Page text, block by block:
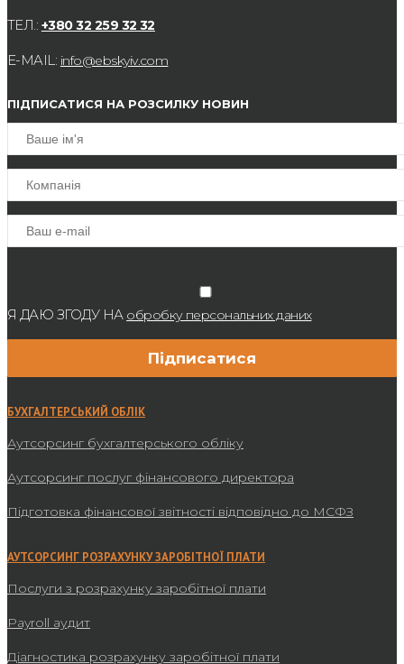
ТЕЛ.: +380 32 259 32 32
E-MAIL: info@ebskyiv.com
ПІДПИСАТИСЯ НА РОЗСИЛКУ НОВИН
Я ДАЮ ЗГОДУ НА обробку персональних даних
БУХГАЛТЕРСЬКИЙ ОБЛІК
Аутсорсинг бухгалтерського обліку
Аутсорсинг послуг фінансового директора
Підготовка фінансової звітності відповідно до МСФЗ
АУТСОРСИНГ РОЗРАХУНКУ ЗАРОБІТНОЇ ПЛАТИ
Послуги з розрахунку заробітної плати
Payroll аудит
Діагностика розрахунку заробітної плати